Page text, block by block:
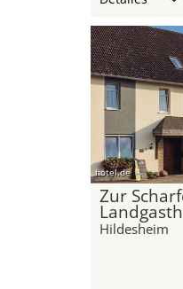
hotel.de
Zur
Hildesheim